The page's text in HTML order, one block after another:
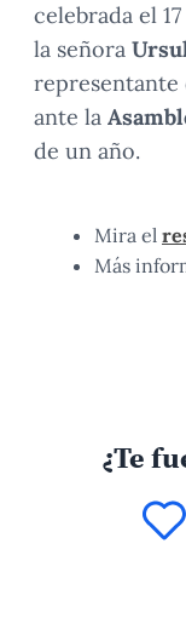
celebrada el
la señora
representante
ante la
de un año.
Mira el
Más
¿Te